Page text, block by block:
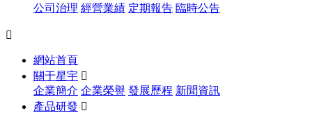
公司治理 經營業績 定期報告 臨時公告

網站首頁
關于星宇 
企業簡介 企業榮譽 發展歷程 新聞資訊
產品研發 